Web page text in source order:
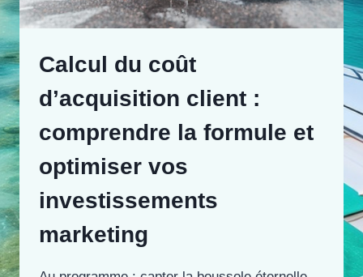
Calcul du coût
d’acquisition client :
comprendre la formule et
optimiser vos
investissements
marketing